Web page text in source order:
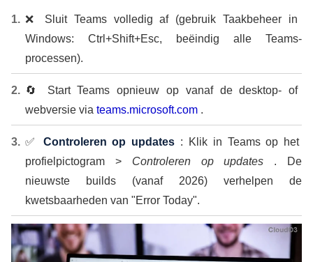
❌ Sluit Teams volledig af (gebruik Taakbeheer in
Windows: Ctrl+Shift+Esc, beëindig alle Teams-
processen).
🔄 Start Teams opnieuw op vanaf de desktop- of
webversie via teams.microsoft.com .
✅ Controleren op updates : Klik in Teams op het
profielpictogram > Controleren op updates . De
nieuwste builds (vanaf 2026) verhelpen de
kwetsbaarheden van "Error Today".